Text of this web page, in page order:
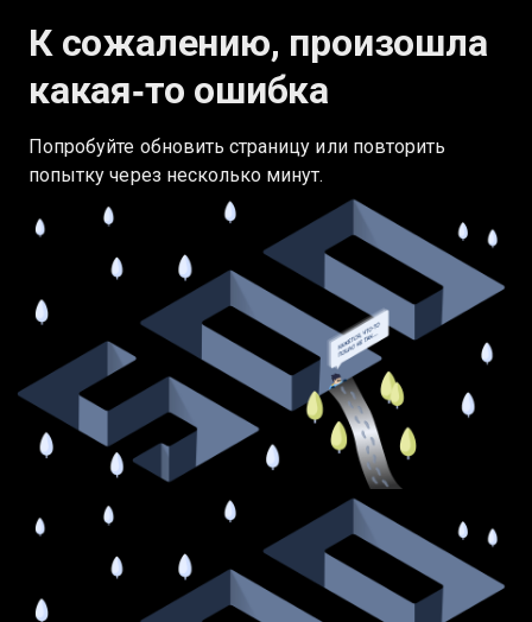
К сожалению, произошла
какая‑то ошибка
Попробуйте обновить страницу или повторить
попытку через несколько минут.